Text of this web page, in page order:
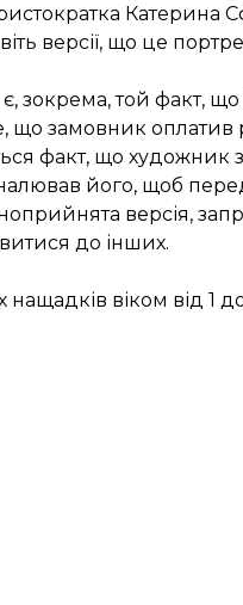
Катерина
версії, що це
зокрема, той факт,
замовник оплатив
факт, що художник
його, щоб
версія,
до інших.
віком від 1 до